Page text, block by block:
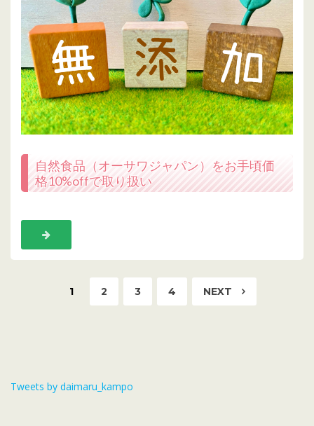
自然食品（オーサワジャパン）をお手頃価
格10%offで取り扱い
1 2 3 4 NEXT
Tweets by daimaru_kampo